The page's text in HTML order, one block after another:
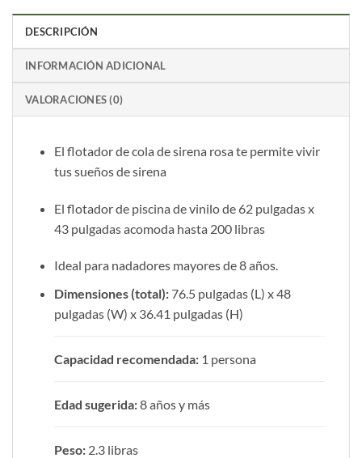
DESCRIPCIÓN
INFORMACIÓN ADICIONAL
VALORACIONES (0)
El flotador de cola de sirena rosa te permite vivir
tus sueños de sirena
El flotador de piscina de vinilo de 62 pulgadas x
43 pulgadas acomoda hasta 200 libras
Ideal para nadadores mayores de 8 años.
Dimensiones (total):76.5 pulgadas (L) x 48
pulgadas (W) x 36.41 pulgadas (H)
Capacidad recomendada:1 persona
Edad sugerida:8 años y más
Peso:2.3 libras